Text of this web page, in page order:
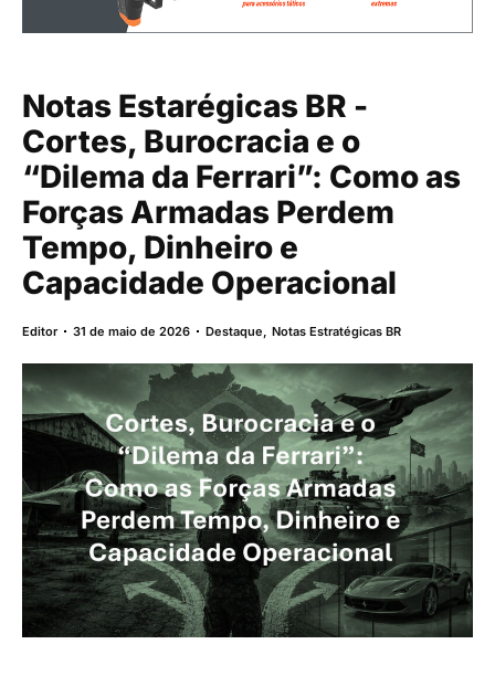
Notas Estarégicas BR -
Cortes, Burocracia e o
“Dilema da Ferrari”: Como as
Forças Armadas Perdem
Tempo, Dinheiro e
Capacidade Operacional
Editor 31 de maio de 2026 Destaque,Notas Estratégicas BR